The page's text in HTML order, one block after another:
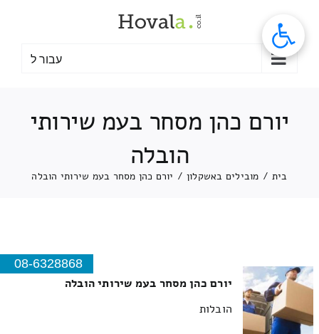
עבור ל
יורם כהן מסחר בעמ שירותי
הובלה
בית / מובילים באשקלון / יורם כהן מסחר בעמ שירותי הובלה
08-6328868
יורם כהן מסחר בעמ שירותי הובלה
הובלות